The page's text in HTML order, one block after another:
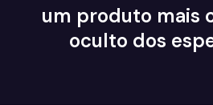
um produto mais
oculto dos